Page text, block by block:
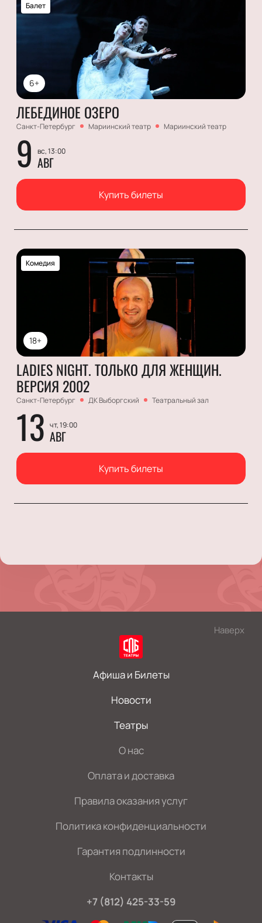
6+
Балет
ЛЕБЕДИНОЕ ОЗЕРО
Санкт-Петербург Мариинский театр Мариинский театр
9 вс, 13:00
АВГ
Купить билеты
18+
Комедия
LADIES NIGHT. ТОЛЬКО ДЛЯ ЖЕНЩИН.
ВЕРСИЯ 2002
Санкт-Петербург ДК Выборгский Театральный зал
13 чт, 19:00
АВГ
Купить билеты
Наверх
Афиша и Билеты
Новости
Театры
О нас
Оплата и доставка
Правила оказания услуг
Политика конфиденциальности
Гарантия подлинности
Контакты
+7 (812) 425-33-59